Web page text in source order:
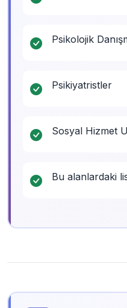
Psikolojik
Psikiyatristler
Sosyal Hizmet
Bu alanlardaki